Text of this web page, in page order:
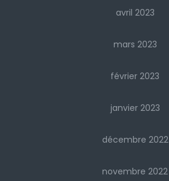
avril 2023
mars 2023
février 2023
janvier 2023
décembre 2022
novembre 2022